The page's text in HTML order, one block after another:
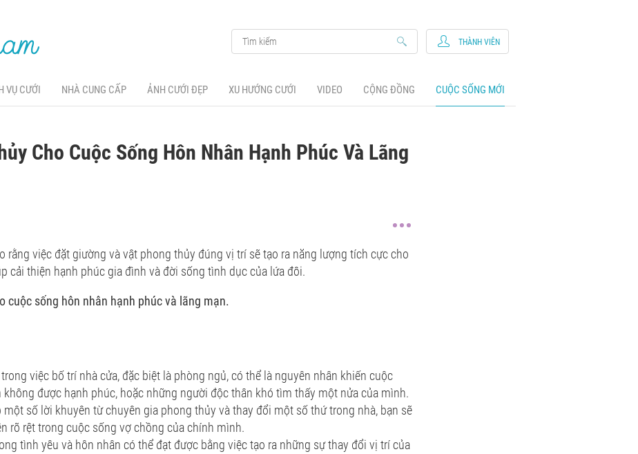
VỤ CƯỚI NHÀ CUNG CẤP ẢNH CƯỚI ĐẸP XU HƯỚNG CƯỚI VIDEO CỘNG ĐỒNG CUỘC SỐNG MỚI
THÀNH VIÊN
Cho Cuộc Sống Hôn Nhân Hạnh Phúc Và Lãng
rằng việc đặt giường và vật phong thủy đúng vị trí sẽ tạo ra năng lượng tích cực cho
cải thiện hạnh phúc gia đình và đời sống tình dục của lứa đôi.
cuộc sống hôn nhân hạnh phúc và lãng mạn.
việc bố trí nhà cửa, đặc biệt là phòng ngủ, có thể là nguyên nhân khiến cuộc
không được hạnh phúc, hoặc những người độc thân khó tìm thấy một nửa của mình.
một số lời khuyên từ chuyên gia phong thủy và thay đổi một số thứ trong nhà, bạn sẽ
rõ rệt trong cuộc sống vợ chồng của chính mình.
tình yêu và hôn nhân có thể đạt được bằng việc tạo ra những sự thay đổi vị trí của